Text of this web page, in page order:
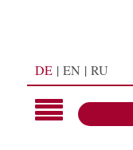
DE EN RU